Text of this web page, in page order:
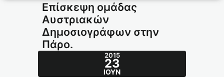
Επίσκεψη ομάδας
Αυστριακών
Δημοσιογράφων στην
Πάρο.
2015
23
ΙΟΎΝ